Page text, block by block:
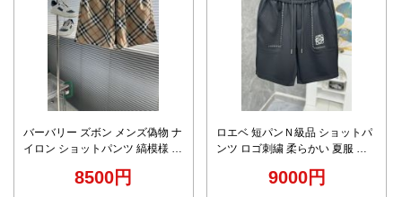
バーバリー ズボン メンズ偽物 ナ
イロン ショットパンツ 縞模様 カ
8500円
ロエベ 短パンＮ級品 ショットパ
ンツ ロゴ刺繍 柔らかい 夏服 シ
9000円